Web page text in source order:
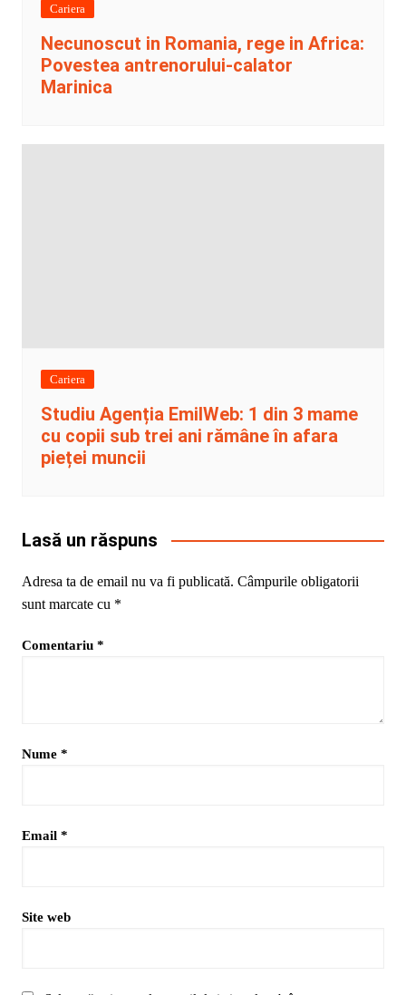
Cariera
Necunoscut in Romania, rege in Africa:
Povestea antrenorului-calator
Marinica
Cariera
Studiu Agenția EmilWeb: 1 din 3 mame
cu copii sub trei ani rămâne în afara
pieței muncii
Lasă un răspuns
Adresa ta de email nu va fi publicată. Câmpurile obligatorii
sunt marcate cu *
Comentariu *
Nume *
Email *
Site web